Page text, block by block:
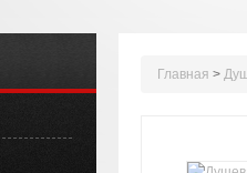
Главная >